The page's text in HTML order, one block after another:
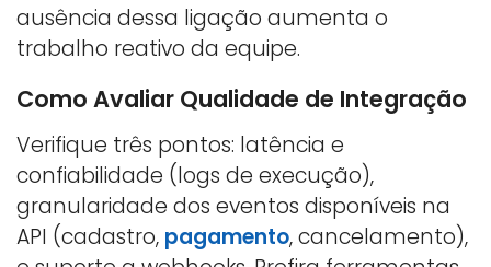
ausência dessa ligação aumenta o
trabalho reativo da equipe.
Como Avaliar Qualidade de Integração
Verifique três pontos: latência e
confiabilidade (logs de execução),
granularidade dos eventos disponíveis na
API (cadastro, pagamento, cancelamento),